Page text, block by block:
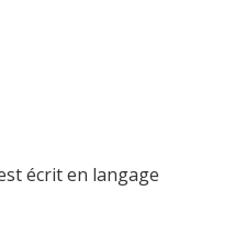
écrit en langage